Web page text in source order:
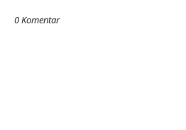
0 Komentar